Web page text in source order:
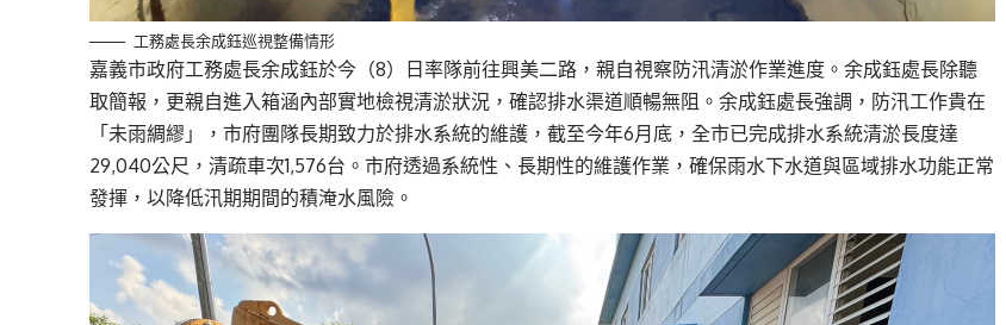
工務處長余成鈺巡視整備情形
嘉義市政府工務處長余成鈺於今（8）日率隊前往興美二路，親自視察防汛清淤作業進度。余成鈺處長除聽
取簡報，更親自進入箱涵內部實地檢視清淤狀況，確認排水渠道順暢無阻。余成鈺處長強調，防汛工作貴在
「未雨綢繆」，市府團隊長期致力於排水系統的維護，截至今年6月底，全市已完成排水系統清淤長度達
29,040公尺，清疏車次1,576台 。市府透過系統性、長期性的維護作業，確保雨水下水道與區域排水功能正常
發揮，以降低汛期期間的積淹水風險。